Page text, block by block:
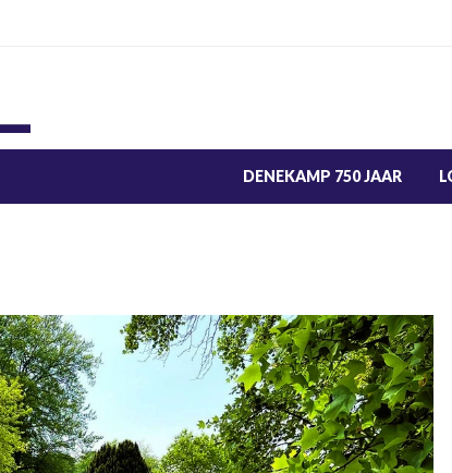
DENEKAMP 750 JAAR